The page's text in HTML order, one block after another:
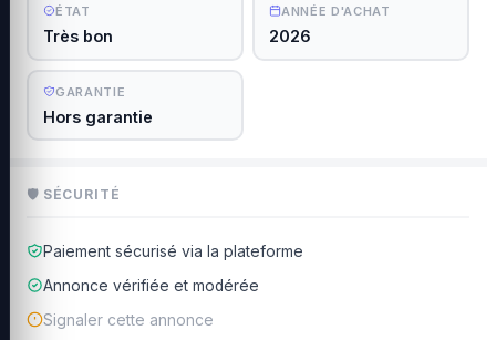
ÉTAT
Très bon
ANNÉE D'ACHAT
2026
GARANTIE
Hors garantie
🛡 SÉCURITÉ
Paiement sécurisé via la plateforme
Annonce vérifiée et modérée
Signaler cette annonce